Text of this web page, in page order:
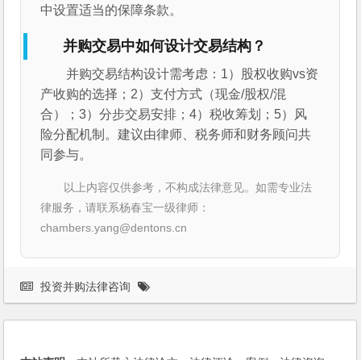
中设置适当的保障条款。
并购交易中如何设计交易结构？
并购交易结构设计需考虑：1）股权收购vs资
产收购的选择；2）支付方式（现金/股权/混
合）；3）分步交易安排；4）税收筹划；5）风
险分配机制。建议由律师、税务师和财务顾问共
同参与。
以上内容仅供参考，不构成法律意见。如需专业法
律服务，请联系杨春宝一级律师：
chambers.yang@dentons.cn
投资并购法律咨询